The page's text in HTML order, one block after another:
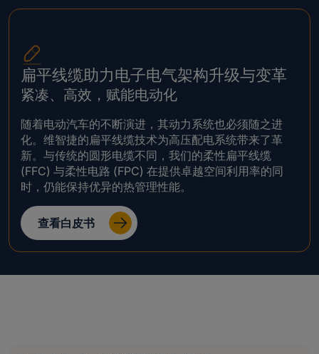
扁平线缆助力电子电气架构升级与变革
紧凑、高效，赋能电动化
随着电动汽车的不断演进，其动力系统也必须随之进
化。维智捷的扁平线缆技术为高压配电系统带来了革
新。与传统的圆形电缆不同，我们的柔性扁平线缆
(FFC) 与柔性电路 (FPC) 在提供卓越空间利用率的同
时，仍能保持优异的热管理性能。
查看白皮书